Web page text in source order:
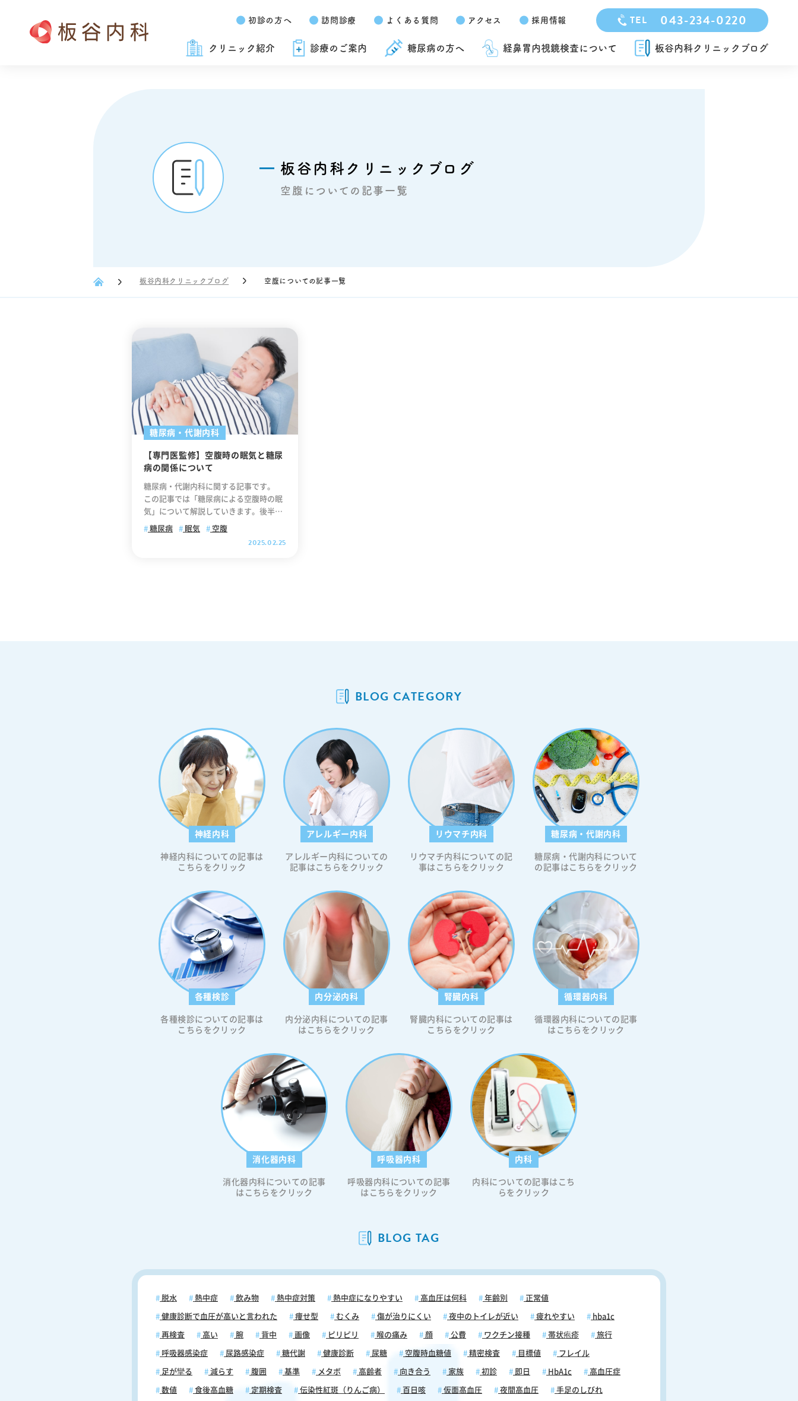
初診の方へ 訪問診療 よくある質問 アクセス 採用情報 TEL 043-234-0220
クリニック紹介 診療のご案内 糖尿病の方へ 経鼻胃内視鏡検査について 板谷内科クリニックブログ
板谷内科クリニックブログ
空腹についての記事一覧
板谷内科クリニックブログ 空腹についての記事一覧
糖尿病・代謝内科
【専門医監修】空腹時の眠気と糖尿
病の関係について
糖尿病・代謝内科に関する記事です。
この記事では「糖尿病による空腹時の眠
気」について解説していきます。後半部
分では、「空腹時の眠気に対する対策」
ps://itaya-naika.co.jp/static/user/imag
es/common/icon_link_w.svg"); width:
15px; height: 15px; background-size: c
ontain; display: inline-block; } 【目次】
空腹と眠気の関係：糖尿病との接点につ
いて 糖尿病による空腹時の眠気の特徴と
は？ 空腹時の眠気と糖尿病治療 空腹時の
眠気に対する対策と予防 糖尿病による眠
気と他の病気との違い、糖尿病検査につ
スク 空腹時の眠気と糖尿病への対処法
空腹と眠気の関係：糖尿病との接点につ
連性」について詳しく解説します。 ＜空
腹時の眠気が糖尿病のサインである可能
ンである可能性があります。特に、体内
のインスリン抵抗性や血糖値の不安定さ
が、疲労感や集中力の低下を引き起こす
ことがあります。なお、空腹時だけでな
く、食後すぐに強い眠気を感じる場合も
血糖代謝に異常があることが考えられま
が必要です。詳しくは「糖尿病と眠気の
関係を徹底解説｜食後や朝のひどい眠気
値の急激な変動が眠気に与える影響＞ 食
事後に血糖値が急上昇すると、インスリ
ンが大量に分泌され、その反動で急激な
血糖値低下が起こります。この血糖値の
変動は、脳へのエネルギー供給を不安定
にし、強い眠気や倦怠感を引き起こすこ
とがあります。特に、炭水化物を過剰に
摂取すると、血糖値の急激な変動を引き
起こしやすくなるため注意が必要です。
糖状態は、脳のエネルギー供給を直接阻
害します。具体的には、インスリンの過
を感じやすいことが研究で示されていま
に注意が必要です。なお、糖尿病患者さ
を引き起こし、同様の症状を生じさせる
可能性があるため注意が求められます。
尿病の重要なサインである可能性があり
ます。血糖値の変動と眠気の関係を理解
重要です。また、定期的な健康診断や生
糖尿病 眠気 空腹
2025.02.25
BLOG CATEGORY
神経内科
神経内科についての記事は
こちらをクリック
アレルギー内科
アレルギー内科についての
記事はこちらをクリック
リウマチ内科
リウマチ内科についての記
事はこちらをクリック
糖尿病・代謝内科
糖尿病・代謝内科について
の記事はこちらをクリック
各種検診
各種検診についての記事は
こちらをクリック
内分泌内科
内分泌内科についての記事
はこちらをクリック
腎臓内科
腎臓内科についての記事は
こちらをクリック
循環器内科
循環器内科についての記事
はこちらをクリック
消化器内科
消化器内科についての記事
はこちらをクリック
呼吸器内科
呼吸器内科についての記事
はこちらをクリック
内科
内科についての記事はこち
らをクリック
BLOG TAG
脱水 熱中症 飲み物 熱中症対策 熱中症になりやすい 高血圧は何科 年齢別 正常値
健康診断で血圧が高いと言われた 痩せ型 むくみ 傷が治りにくい 夜中のトイレが近い 疲れやすい hba1c
再検査 高い 腕 背中 画像 ピリピリ 喉の痛み 顔 公費 ワクチン接種 帯状疱疹 旅行
呼吸器感染症 尿路感染症 糖代謝 健康診断 尿糖 空腹時血糖値 精密検査 目標値 フレイル
足が攣る 減らす 腹囲 基準 メタボ 高齢者 向き合う 家族 初診 即日 HbA1c 高血圧症
数値 食後高血糖 定期検査 伝染性紅斑（りんご病） 百日咳 仮面高血圧 夜間高血圧 手足のしびれ